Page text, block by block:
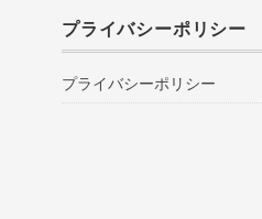
プライバシーポリシー
プライバシーポリシー